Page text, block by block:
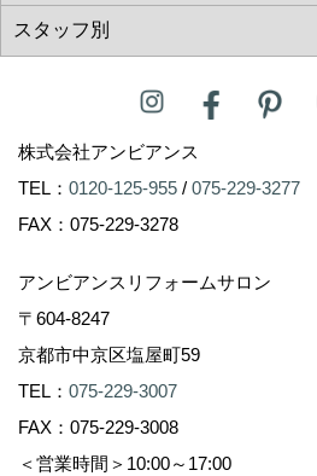
株式会社アンビアンス
TEL： 0120-125-955 / 075-229-3277
FAX：075-229-3278
アンビアンスリフォームサロン
〒604-8247
京都市中京区塩屋町59
TEL： 075-229-3007
FAX：075-229-3008
＜営業時間＞10:00～17:00